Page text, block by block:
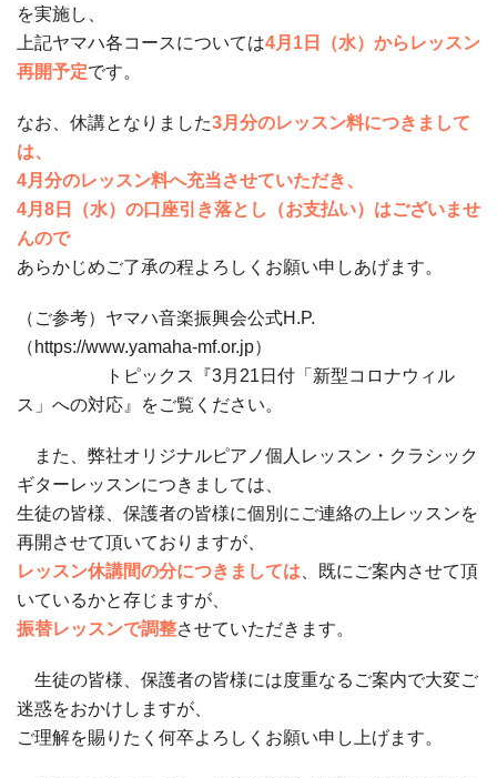
を実施し、
上記ヤマハ各コースについては4月1日（水）からレッスン
再開予定です。
なお、休講となりました3月分のレッスン料につきまして
は、
4月分のレッスン料へ充当させていただき、
4月8日（水）の口座引き落とし（お支払い）はございませ
んので
あらかじめご了承の程よろしくお願い申しあげます。
（ご参考）ヤマハ音楽振興会公式H.P.
（https://www.yamaha-mf.or.jp）
トピックス『3月21日付「新型コロナウィル
ス」への対応』をご覧ください。
また、弊社オリジナルピアノ個人レッスン・クラシック
ギターレッスンにつきましては、
生徒の皆様、保護者の皆様に個別にご連絡の上レッスンを
再開させて頂いておりますが、
レッスン休講間の分につきましては 、既にご案内させて頂
いているかと存じますが、
振替レッスンで調整させていただきます。
生徒の皆様、保護者の皆様には度重なるご案内で大変ご
迷惑をおかけしますが、
ご理解を賜りたく何卒よろしくお願い申し上げます。